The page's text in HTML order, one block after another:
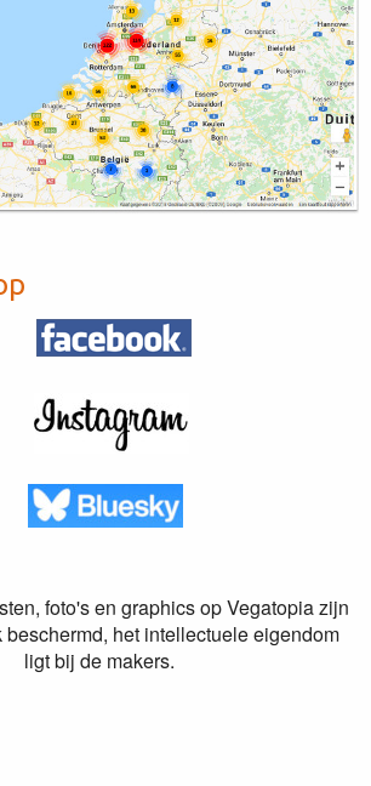
foto's en graphics op Vegatopia zijn
het intellectuele eigendom
ligt bij de makers.